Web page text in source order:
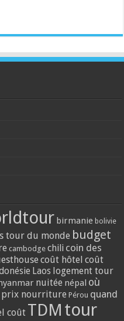
birmanie bolivie
tour du monde budget
cambodge chili coin des
coût hôtel coût
Laos logement tour
nuitée népal où
prix nourriture Pérou quand
coût TDM tour